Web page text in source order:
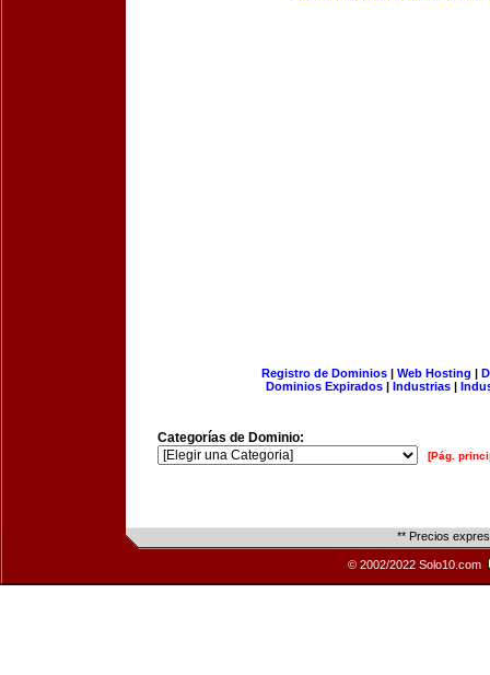
Registro de Dominios| Web Hosting |
Dominios Expirados | Industrias |
Categorías de Dominio:
[Pág.
** Precios
© 2002/2022 Solo10.com